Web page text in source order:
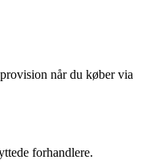
når du køber via
forhandlere.